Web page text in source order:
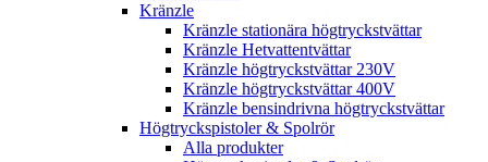
Kränzle
Kränzle stationära högtryckstvättar
Kränzle Hetvattentvättar
Kränzle högtryckstvättar 230V
Kränzle högtryckstvättar 400V
Kränzle bensindrivna högtryckstvättar
Högtryckspistoler & Spolrör
Alla produkter